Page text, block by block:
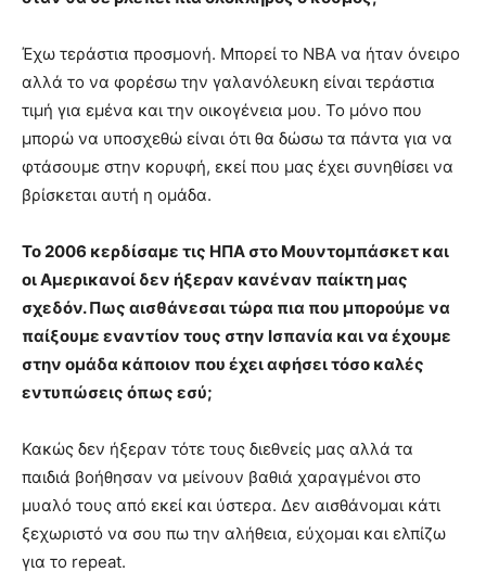
Έχω τεράστια προσμονή. Μπορεί το ΝΒΑ να ήταν όνειρο
αλλά το να φορέσω την γαλανόλευκη είναι τεράστια
τιμή για εμένα και την οικογένεια μου. Το μόνο που
μπορώ να υποσχεθώ είναι ότι θα δώσω τα πάντα για να
φτάσουμε στην κορυφή, εκεί που μας έχει συνηθίσει να
βρίσκεται αυτή η ομάδα.
Το 2006 κερδίσαμε τις ΗΠΑ στο Μουντομπάσκετ και
οι Αμερικανοί δεν ήξεραν κανέναν παίκτη μας
σχεδόν. Πως αισθάνεσαι τώρα πια που μπορούμε να
παίξουμε εναντίον τους στην Ισπανία και να έχουμε
στην ομάδα κάποιον που έχει αφήσει τόσο καλές
εντυπώσεις όπως εσύ;
Κακώς δεν ήξεραν τότε τους διεθνείς μας αλλά τα
παιδιά βοήθησαν να μείνουν βαθιά χαραγμένοι στο
μυαλό τους από εκεί και ύστερα. Δεν αισθάνομαι κάτι
ξεχωριστό να σου πω την αλήθεια, εύχομαι και ελπίζω
για το repeat.